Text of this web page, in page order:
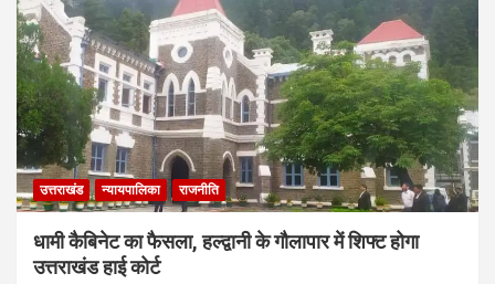
उत्तराखंड न्यायपालिका राजनीति
धामी कैबिनेट का फैसला, हल्द्वानी के गौलापार में शिफ्ट होगा
उत्तराखंड हाई कोर्ट